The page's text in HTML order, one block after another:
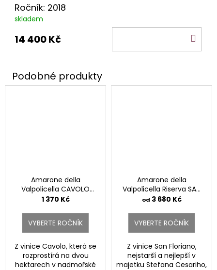
Ročník: 2018
skladem
14 400 Kč
Amarone della
Valpolicella CAVOLO
DOCG.
1 370 Kč
VYBERTE ROČNÍK
Z vinice Cavolo, která se
rozprostírá na dvou
hektarech v nadmořské
Amarone della
Valpolicella Riserva SAN
FLORIANO DOCG.
od 3 680 Kč
VYBERTE ROČNÍK
Z vinice San Floriano,
nejstarší a nejlepší v
majetku Stefana Cesariho,